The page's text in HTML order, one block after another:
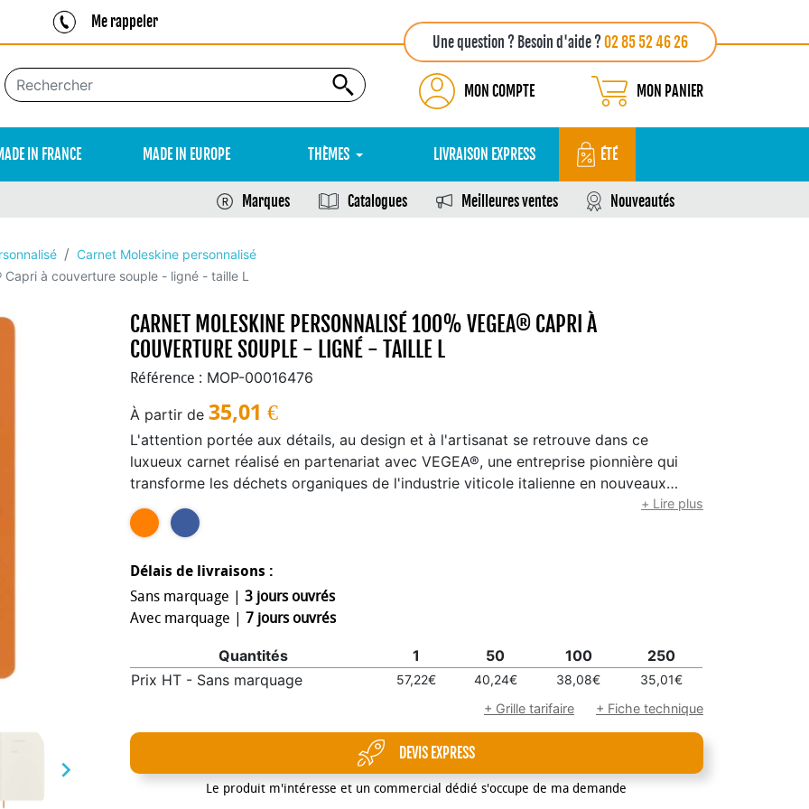
Me rappeler
Une question ? Besoin d'aide ?02 85 52 46 26
MON COMPTE MON PANIER
IN FRANCE MADE IN EUROPE THÈMES LIVRAISON EXPRESS ÉTÉ
Marques Catalogues Meilleures ventes Nouveautés
Carnet Moleskine personnalisé
Capri à couverture souple - ligné - taille L

CARNET MOLESKINE PERSONNALISÉ 100% VEGEA® CAPRI À
COUVERTURE SOUPLE - LIGNÉ - TAILLE L
Référence : MOP-00016476
À partir de 35,01 €
L'attention portée aux détails, au design et à l'artisanat se retrouve dans ce
luxueux carnet réalisé en partenariat avec VEGEA®, une entreprise pionnière qui
transforme les déchets organiques de l'industrie viticole italienne en nouveaux
matériaux. Il est doté d'une couverture souple à effet python (100 % VEGEA®), de
coins arrondis, d'une fermeture élastique et d'un marqueur ruban assorti, d'un
personnalisation du dos, d'une pochette intérieure extensible, d'un avis « En cas de
perte » imprimé sur la page de garde et d'une boîte-cadeau noire réutilisable.
+ Lire plus
Délais de livraisons :
Sans marquage | 3 jours ouvrés
Avec marquage | 7 jours ouvrés
Quantités 1 50 100
250
Prix HT - Sans marquage
57,22€ 40,24€ 38,08€
35,01€
+ Grille tarifaire
+ Fiche technique
DEVIS EXPRESS
Le produit m'intéresse et un commercial dédié s'occupe de ma demande